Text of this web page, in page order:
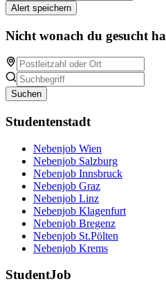
Alert speichern
Nicht wonach du gesucht
Suchen
Studentenstadt
Nebenjob Wien
Nebenjob Salzburg
Nebenjob Innsbruck
Nebenjob Graz
Nebenjob Linz
Nebenjob Klagenfurt
Nebenjob Bregenz
Nebenjob St.Pölten
Nebenjob Krems
StudentJob